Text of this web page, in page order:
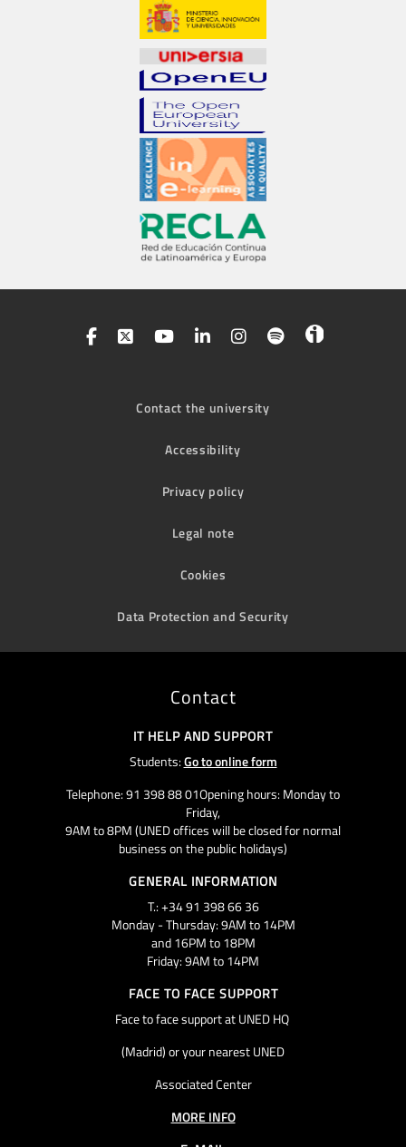
Contact the university
Accessibility
Privacy policy
Legal note
Cookies
Data Protection and Security
Contact
IT HELP AND SUPPORT
Students:Go to online form
Telephone: 91 398 88 01Opening hours: Monday to
Friday,
9AM to 8PM (UNED offices will be closed for normal
business on the public holidays)
GENERAL INFORMATION
T.: +34 91 398 66 36
Monday - Thursday: 9AM to 14PM
and 16PM to 18PM
Friday: 9AM to 14PM
FACE TO FACE SUPPORT
Face to face support at UNED HQ
(Madrid) or your nearest UNED
Associated Center
MORE INFO